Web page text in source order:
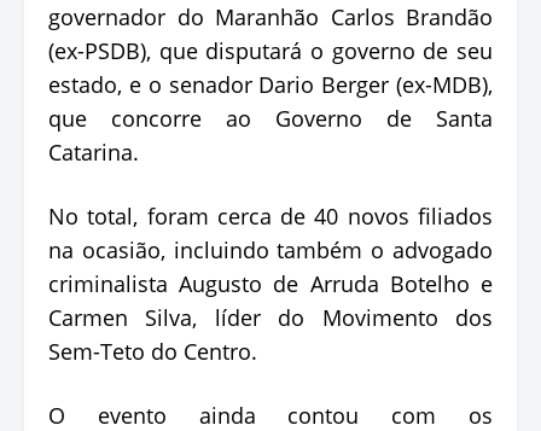
governador do Maranhão Carlos Brandão
(ex-PSDB), que disputará o governo de seu
estado, e o senador Dario Berger (ex-MDB),
que concorre ao Governo de Santa
Catarina.
No total, foram cerca de 40 novos filiados
na ocasião, incluindo também o advogado
criminalista Augusto de Arruda Botelho e
Carmen Silva, líder do Movimento dos
Sem-Teto do Centro.
O evento ainda contou com os